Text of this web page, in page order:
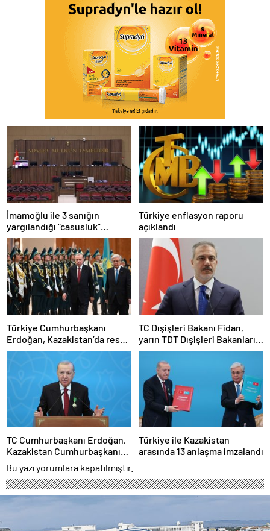
İmamoğlu ile 3 sanığın
yargılandığı “casusluk”
davasında ara karar
açıklandı…Tutukluluk
hallerinin devamına karar
verildi
Türkiye enflasyon raporu
açıklandı
Türkiye Cumhurbaşkanı
Erdoğan, Kazakistan’da resmi
törenle karşılandı
TC Dışişleri Bakanı Fidan,
yarın TDT Dışişleri Bakanları
Konseyi Toplantısı’na
katılacak
TC Cumhurbaşkanı Erdoğan,
Kazakistan Cumhurbaşkanı
Tokayev ile ortak basın
toplantısında konuştu:
Türkiye ile Kazakistan
arasında 13 anlaşma imzalandı
Bu yazı yorumlara kapatılmıştır.